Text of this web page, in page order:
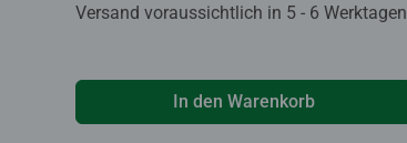
Versand voraussichtlich in 5 - 6 Werktagen
In den Warenkorb